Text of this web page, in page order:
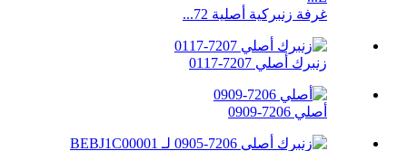
غرفة زنبركية أصلية 72...
زنبرك أصلي 7207-0117
أصلي 7206-0909